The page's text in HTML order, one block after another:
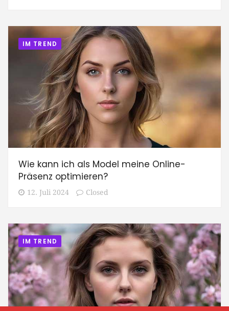
IM TREND
Wie kann ich als Model meine Online-
Präsenz optimieren?
12. Juli 2024 Closed
IM TREND